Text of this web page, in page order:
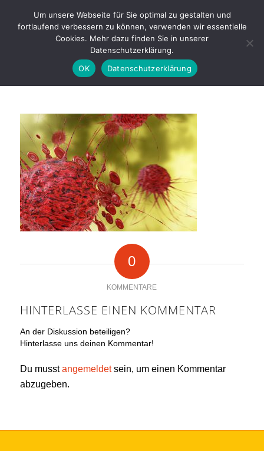
Drakestrasse 29 a · 12205 Berlin-
Lichterfelde |+49 (0)30 · 833 50 40
0
KOMMENTARE
HINTERLASSE EINEN KOMMENTAR
An der Diskussion beteiligen?
Hinterlasse uns deinen Kommentar!
Du musstangemeldetsein, um einen Kommentar
abzugeben.
Um unsere Webseite für Sie optimal zu gestalten und
fortlaufend verbessern zu können, verwenden wir essentielle
Cookies. Mehr dazu finden Sie in unserer
Datenschutzerklärung.
OK
Datenschutzerklärung